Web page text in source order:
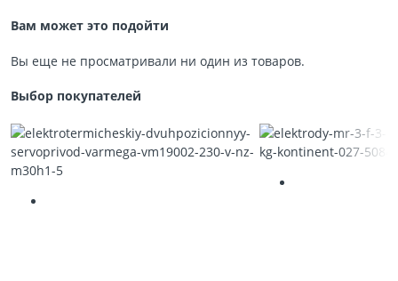
Вам может это подойти
Вы еще не просматривали ни один из товаров.
Выбор покупателей